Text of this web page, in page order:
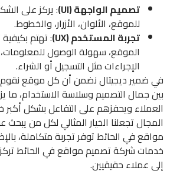
تصميم الواجهة (UI)
: يركز على
للموقع، الألوان، الأزرار، والخطوط.
تجربة المستخدم (UX)
: تهتم بكيفية
الموقع، سهولة الوصول للمعلومات،
الإجراءات مثل التسجيل أو الشراء.
في ضمير ديجيتال نضمن أن كل موقع نقوم
بين جمال التصميم وسلاسة الاستخدام، ما
العملاء ويحفزهم على التفاعل بشكل أكبر
المجال تجعلنا الخيار المثالي لكل من
مواقع في الحائط توفر تجربة متكاملة،
خدمات شركة تصميم مواقع في الحائط تركز
إلى عملاء حقيقيين.